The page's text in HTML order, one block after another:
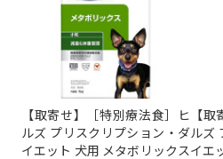
【取寄せ】［特別療法食］ヒ
ルズ プリスクリプション・ダ
イエット 犬用 メタボリックス
【
ルズ
イエ